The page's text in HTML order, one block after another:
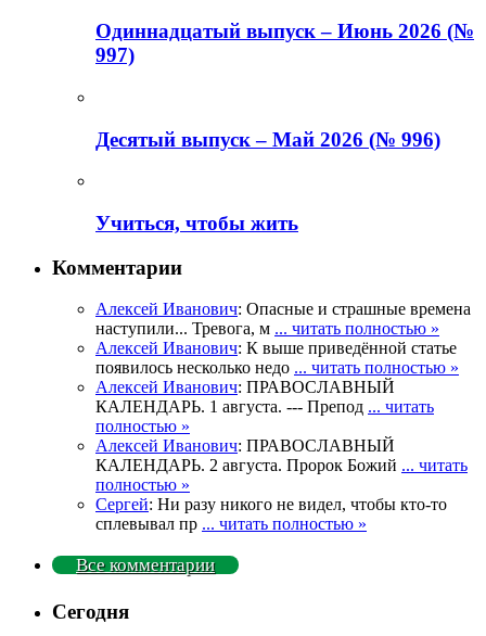
Одиннадцатый выпуск – Июнь 2026 (№
997)
Деcятый выпуск – Май 2026 (№ 996)
Учиться, чтобы жить
Комментарии
Алексей Иванович: Опасные и страшные времена
наступили... Тревога, м ... читать полностью »
Алексей Иванович: К выше приведённой статье
появилось несколько недо ... читать полностью »
Алексей Иванович: ПРАВОСЛАВНЫЙ
КАЛЕНДАРЬ. 1 августа. --- Препод ... читать
полностью »
Алексей Иванович: ПРАВОСЛАВНЫЙ
КАЛЕНДАРЬ. 2 августа. Пророк Божий ... читать
полностью »
Сергей: Ни разу никого не видел, чтобы кто-то
сплевывал пр ... читать полностью »
Все комментарии
Сегодня